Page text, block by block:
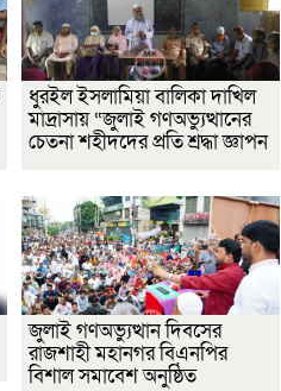
ধুরইল ইসলামিয়া বালিকা দাখিল
মাদ্রাসায় “জুলাই গণঅভ্যুত্থানের
চেতনা শহীদদের প্রতি শ্রদ্ধা জ্ঞাপন
জুলাই গণঅভ্যুত্থান দিবসের
রাজশাহী মহানগর বিএনপির
বিশাল সমাবেশ অনুষ্ঠিত